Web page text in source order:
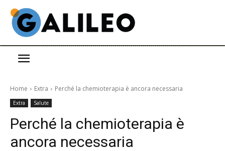
Home Extra Perché la chemioterapia è ancora necessaria
Extra Salute
Perché la chemioterapia è
ancora necessaria